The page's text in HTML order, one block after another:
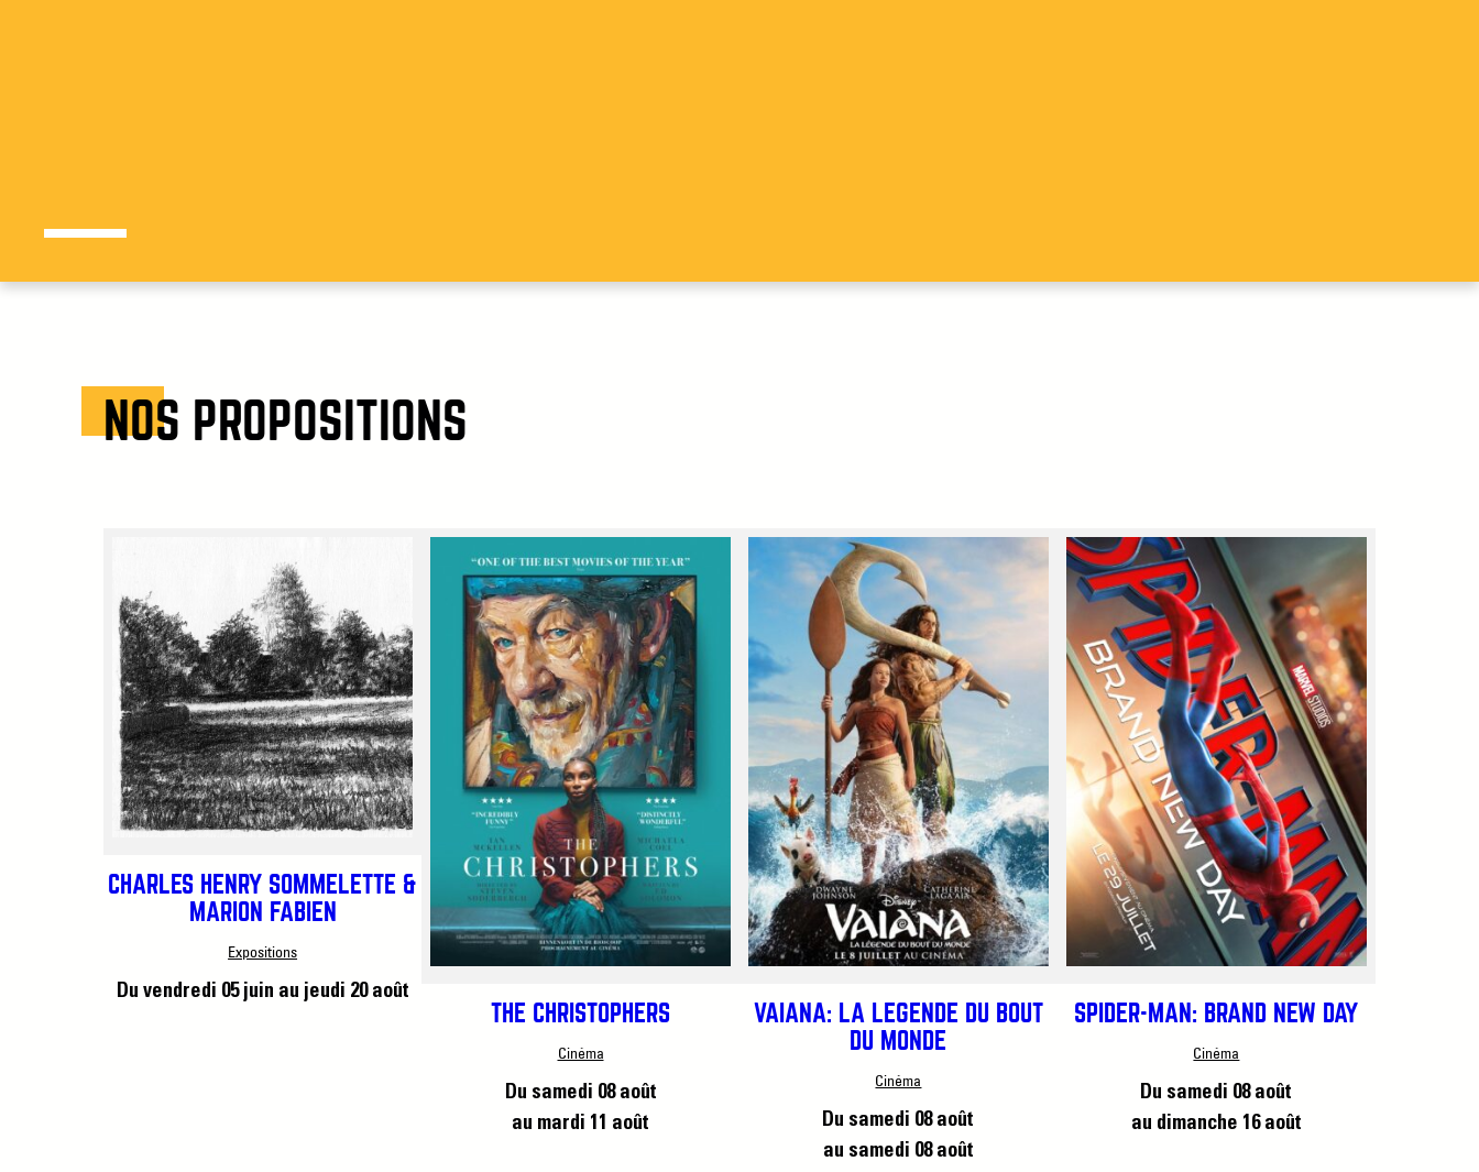
NOS PROPOSITIONS
CHARLES HENRY SOMMELETTE &
MARION FABIEN
Expositions
Du vendredi 05 juin au jeudi 20 août
THE CHRISTOPHERS
Cinéma
Du samedi 08 août
au mardi 11 août
VAIANA: LA LÉGENDE DU BOUT
DU MONDE
Cinéma
Du samedi 08 août
au samedi 08 août
SPIDER-MAN: BRAND NEW DAY
Cinéma
Du samedi 08 août
au dimanche 16 août